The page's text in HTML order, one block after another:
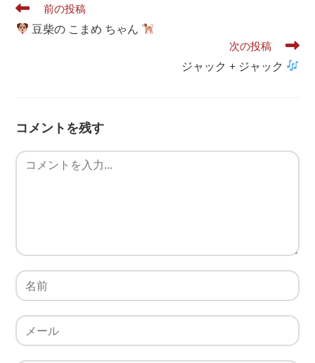
前の投稿
豆柴の こまめ ちゃん
次の投稿
ジャック + ジャック
コメントを残す